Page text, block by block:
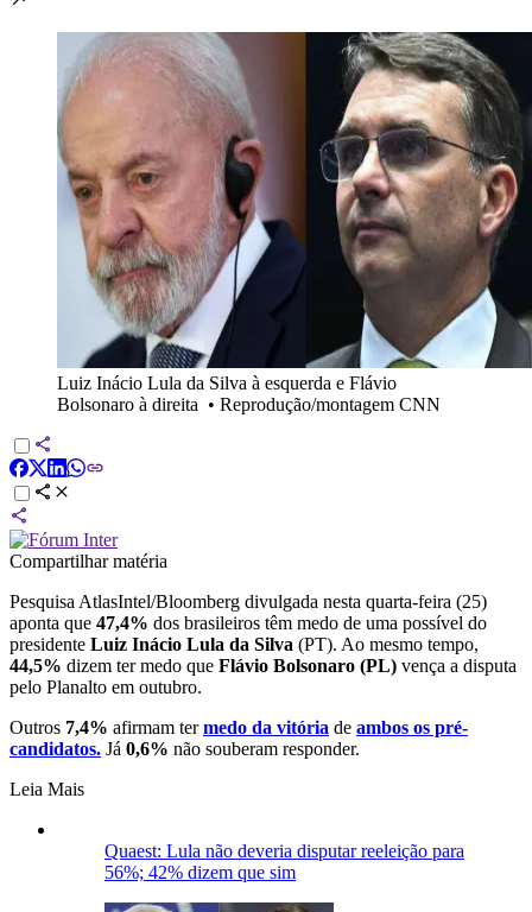
Luiz Inácio Lula da Silva à esquerda e Flávio
Bolsonaro à direita • Reprodução/montagem CNN
Compartilhar matéria
Pesquisa AtlasIntel/Bloomberg divulgada nesta quarta-feira (25)
aponta que 47,4% dos brasileiros têm medo de uma possível do
presidente Luiz Inácio Lula da Silva (PT). Ao mesmo tempo,
44,5% dizem ter medo que Flávio Bolsonaro (PL) vença a disputa
pelo Planalto em outubro.
Outros 7,4% afirmam termedo da vitória de ambos os pré-
candidatos. Já 0,6% não souberam responder.
Leia Mais
Quaest: Lula não deveria disputar reeleição para
56%; 42% dizem que sim